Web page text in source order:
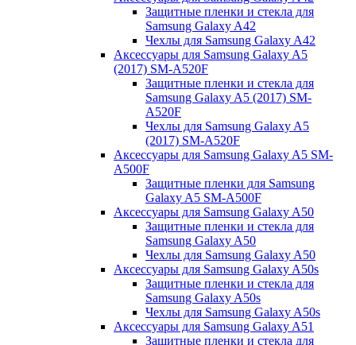
Защитные пленки и стекла для
Samsung Galaxy A42
Чехлы для Samsung Galaxy A42
Аксессуары для Samsung Galaxy A5
(2017) SM-A520F
Защитные пленки и стекла для
Samsung Galaxy A5 (2017) SM-
A520F
Чехлы для Samsung Galaxy A5
(2017) SM-A520F
Аксессуары для Samsung Galaxy A5 SM-
A500F
Защитные пленки для Samsung
Galaxy A5 SM-A500F
Аксессуары для Samsung Galaxy A50
Защитные пленки и стекла для
Samsung Galaxy A50
Чехлы для Samsung Galaxy A50
Аксессуары для Samsung Galaxy A50s
Защитные пленки и стекла для
Samsung Galaxy A50s
Чехлы для Samsung Galaxy A50s
Аксессуары для Samsung Galaxy A51
Защитные пленки и стекла для